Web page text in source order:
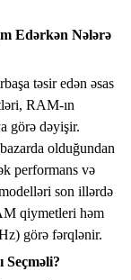
Edərkən Nələrə
təsir edən əsas
RAM-ın
görə dəyişir.
olduğundan
performans və
son illərdə
qiymetleri həm
görə fərqlənir.